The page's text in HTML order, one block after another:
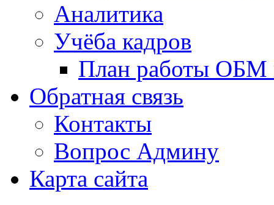
Аналитика
Учёба кадров
План работы ОБМ
Обратная связь
Контакты
Вопрос Админу
Карта сайта